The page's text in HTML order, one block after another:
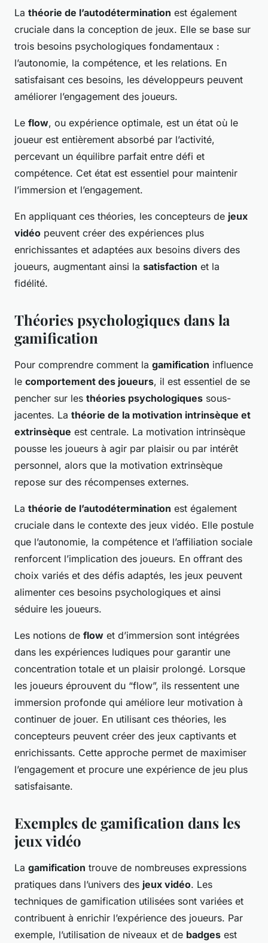
La théorie de l’autodétermination est également
cruciale dans la conception de jeux. Elle se base sur
trois besoins psychologiques fondamentaux :
l’autonomie, la compétence, et les relations. En
satisfaisant ces besoins, les développeurs peuvent
améliorer l’engagement des joueurs.
Le flow, ou expérience optimale, est un état où le
joueur est entièrement absorbé par l’activité,
percevant un équilibre parfait entre défi et
compétence. Cet état est essentiel pour maintenir
l’immersion et l’engagement.
En appliquant ces théories, les concepteurs de jeux
vidéo peuvent créer des expériences plus
enrichissantes et adaptées aux besoins divers des
joueurs, augmentant ainsi la satisfaction et la
fidélité.
Théories psychologiques dans la
gamification
Pour comprendre comment la gamification influence
le comportement des joueurs, il est essentiel de se
pencher sur les théories psychologiques sous-
jacentes. La théorie de la motivation intrinsèque et
extrinsèque est centrale. La motivation intrinsèque
pousse les joueurs à agir par plaisir ou par intérêt
personnel, alors que la motivation extrinsèque
repose sur des récompenses externes.
La théorie de l’autodétermination est également
cruciale dans le contexte des jeux vidéo. Elle postule
que l’autonomie, la compétence et l’affiliation sociale
renforcent l’implication des joueurs. En offrant des
choix variés et des défis adaptés, les jeux peuvent
alimenter ces besoins psychologiques et ainsi
séduire les joueurs.
Les notions de flow et d’immersion sont intégrées
dans les expériences ludiques pour garantir une
concentration totale et un plaisir prolongé. Lorsque
les joueurs éprouvent du “flow”, ils ressentent une
immersion profonde qui améliore leur motivation à
continuer de jouer. En utilisant ces théories, les
concepteurs peuvent créer des jeux captivants et
enrichissants. Cette approche permet de maximiser
l’engagement et procure une expérience de jeu plus
satisfaisante.
Exemples de gamification dans les
jeux vidéo
La gamification trouve de nombreuses expressions
pratiques dans l’univers des jeux vidéo. Les
techniques de gamification utilisées sont variées et
contribuent à enrichir l’expérience des joueurs. Par
exemple, l’utilisation de niveaux et de badges est